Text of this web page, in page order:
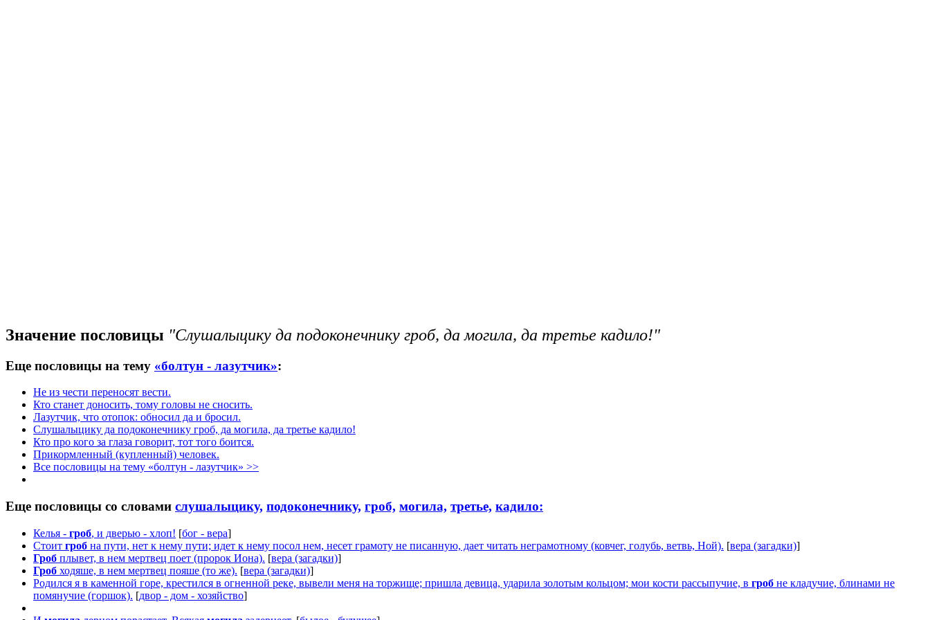
Значение пословицы "Слушалыцику да подоконечнику гроб, да могила, да третье кадило!"
Еще пословицы на тему «болтун - лазутчик»:
Не из чести переносят вести.
Кто станет доносить, тому головы не сносить.
Лазутчик, что отопок: обносил да и бросил.
Слушалыцику да подоконечнику гроб, да могила, да третье кадило!
Кто про кого за глаза говорит, тот того боится.
Прикормленный (купленный) человек.
Все пословицы на тему «болтун - лазутчик» >>
Еще пословицы со словами слушалыцику, подоконечнику, гроб, могила, третье, кадило:
Келья - гроб, и дверью - хлоп! [бог - вера]
Стоит гроб на пути, нет к нему пути; идет к нему посол нем, несет грамоту не писанную, дает читать неграмотному (ковчег, голубь, ветвь, Ной). [вера (загадки)]
Гроб плывет, в нем мертвец поет (пророк Иона). [вера (загадки)]
Гроб ходяше, в нем мертвец пояше (то же). [вера (загадки)]
Родился я в каменной горе, крестился в огненной реке, вывели меня на торжище; пришла девица, ударила золотым кольцом; мои кости рассыпучие, в гроб не кладучие, блинами не
помянучие (горшок). [двор - дом - хозяйство]